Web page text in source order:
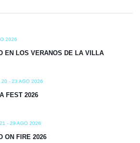
2026
EN LOS VERANOS DE LA VILLA
20 - 23 AGO 2026
FEST 2026
- 29 AGO 2026
ON FIRE 2026